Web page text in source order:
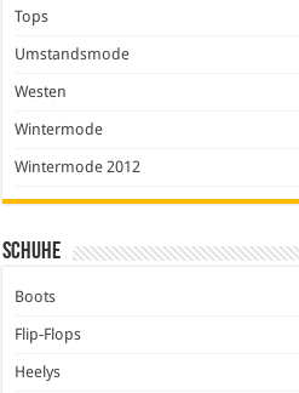
Tops
Umstandsmode
Westen
Wintermode
Wintermode 2012
Schuhe
Boots
Flip-Flops
Heelys